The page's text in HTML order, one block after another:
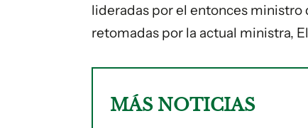
lideradas por el entonces ministro
retomadas por la actual ministra,
MÁS NOTICIAS